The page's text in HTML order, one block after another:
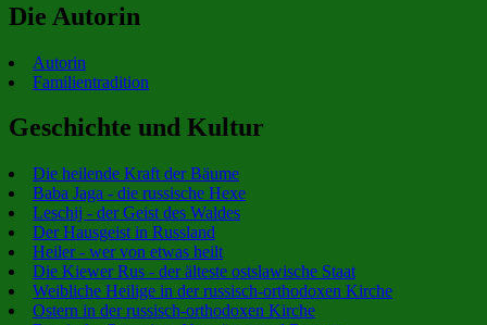
Die Autorin
Autorin
Familientradition
Geschichte und Kultur
Die heilende Kraft der Bäume
Baba Jaga - die russische Hexe
Leschij - der Geist des Waldes
Der Hausgeist in Russland
Heiler - wer von etwas heilt
Die Kiewer Rus - der älteste ostslawische Staat
Weibliche Heilige in der russisch-orthodoxen Kirche
Ostern in der russisch-orthodoxen Kirche